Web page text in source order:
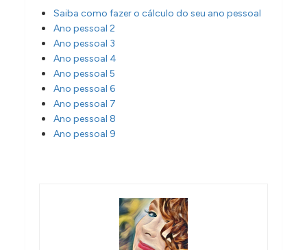
Saiba como fazer o cálculo do seu ano pessoal
Ano pessoal 2
Ano pessoal 3
Ano pessoal 4
Ano pessoal 5
Ano pessoal 6
Ano pessoal 7
Ano pessoal 8
Ano pessoal 9